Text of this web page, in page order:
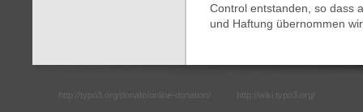
Control entstanden, so dass
und Haftung übernommen
http://typo3.org/donate/online-donation/ http://wiki.typo3.org/